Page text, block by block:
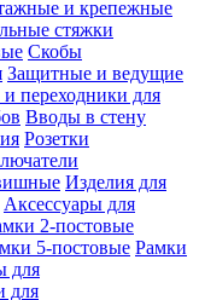
и крепежные
стяжки
Скобы
Защитные и ведущие
переходники для
Вводы в стену
Розетки
Изделия для
Аксессуары для
2-постовые
5-постовые Рамки
для
для